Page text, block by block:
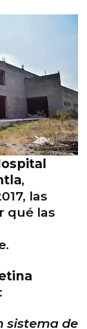
,
las
qué las
sistema de